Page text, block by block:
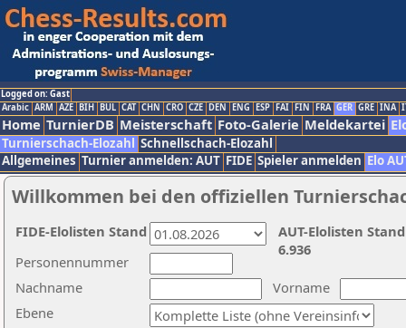
Logged on: Gast
Arabic ARM AZE BIH BUL CAT CHN CRO CZE DEN ENG ESP FAI FIN FRA GER GRE INA
Home TurnierDB Meisterschaft Foto-Galerie Meldekartei
Turnierschach-Elozahl Schnellschach-Elozahl
Allgemeines Turnier anmelden: AUT FIDE Spieler anmelden Elo
Willkommen bei den offiziellen
Nachname
Vorname
Ebene
Personennummer
AUT-Elolisten
6.936
FIDE-Elolisten Stand